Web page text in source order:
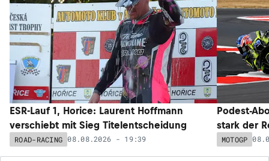
ESR-Lauf 1, Horice: Laurent Hoffmann
verschiebt mit Sieg Titelentscheidung
ROAD-RACING 08.08.2026 - 19:39
Podest-
stark der
MOTOGP